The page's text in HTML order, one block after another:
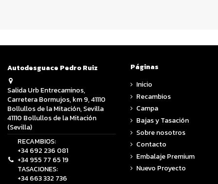
Autodesguace Pedro Ruiz
Salida Urb Entrecaminos,
Carretera Bormujos, km 9, 41110
Bollullos de la Mitación, Sevilla
41110 Bollullos de la Mitación
(Sevilla)
RECAMBIOS:
+34 692 236 081
+34 955 77 65 19
TASACIONES:
+34 663 332 736
Páginas
Inicio
Recambios
Campa
Bajas y Tasación
Sobre nosotros
Contacto
Embalaje Premium
Nuevo Proyecto